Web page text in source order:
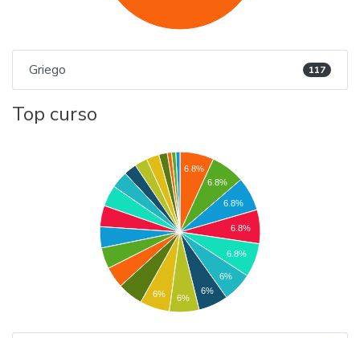
Griego 117
Top curso
6.8%
6.8%
6.8%
6.8%
6.8%
6%
6%
6% 6%